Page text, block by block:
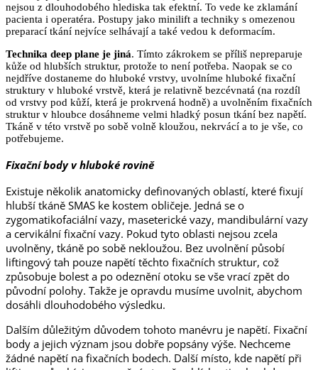
nejsou z dlouhodobého hlediska tak efektní. To vede ke zklamání
pacienta i operatéra. Postupy jako minilift a techniky s omezenou
preparací tkání nejvíce selhávají a také vedou k deformacím.
Technika deep plane je jiná. Tímto zákrokem se příliš nepreparuje
kůže od hlubších struktur, protože to není potřeba. Naopak se co
nejdříve dostaneme do hluboké vrstvy, uvolníme hluboké fixační
struktury v hluboké vrstvě, která je relativně bezcévnatá (na rozdíl
od vrstvy pod kůží, která je prokrvená hodně) a uvolněním fixačních
struktur v hloubce dosáhneme velmi hladký posun tkání bez napětí.
Tkáně v této vrstvě po sobě volně kloužou, nekrvácí a to je vše, co
potřebujeme.
Fixační body v hluboké rovině
Existuje několik anatomicky definovaných oblastí, které fixují
hlubší tkáně SMAS ke kostem obličeje. Jedná se o
zygomatikofaciální vazy, maseterické vazy, mandibulární vazy
a cervikální fixační vazy. Pokud tyto oblasti nejsou zcela
uvolněny, tkáně po sobě nekloužou. Bez uvolnění působí
liftingový tah pouze napětí těchto fixačních struktur, což
způsobuje bolest a po odeznění otoku se vše vrací zpět do
původní polohy. Takže je opravdu musíme uvolnit, abychom
dosáhli dlouhodobého výsledku.
Dalším důležitým důvodem tohoto manévru je napětí. Fixační
body a jejich význam jsou dobře popsány výše. Nechceme
žádné napětí na fixačních bodech. Další místo, kde napětí při